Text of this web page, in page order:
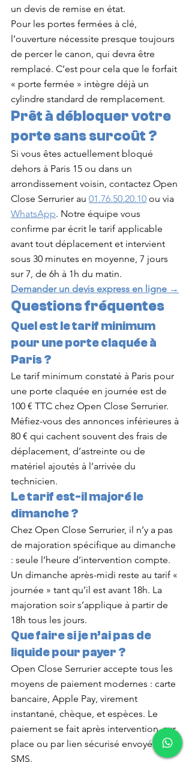
un devis de remise en état.
Pour les portes fermées à clé,
l’ouverture nécessite presque toujours
de percer le canon, qui devra être
remplacé. C’est pour cela que le forfait
« porte fermée » intègre déjà un
cylindre standard de remplacement.
Prêt à débloquer votre
porte sans surcoût ?
Si vous êtes actuellement bloqué
dehors à Paris 15 ou dans un
arrondissement voisin, contactez Open
Close Serrurier au 01.76.50.20.10 ou via
WhatsApp. Notre équipe vous
confirme par écrit le tarif applicable
avant tout déplacement et intervient
sous 30 minutes en moyenne, 7 jours
sur 7, de 6h à 1h du matin.
Demander un devis express en ligne →
Questions fréquentes
Quel est le tarif minimum
pour une porte claquée à
Paris ?
Le tarif minimum constaté à Paris pour
une porte claquée en journée est de
100 € TTC chez Open Close Serrurier.
Méfiez-vous des annonces inférieures à
80 € qui cachent souvent des frais de
déplacement, d’astreinte ou de
matériel ajoutés à l’arrivée du
technicien.
Le tarif est-il majoré le
dimanche ?
Chez Open Close Serrurier, il n’y a pas
de majoration spécifique au dimanche
: seule l’heure d’intervention compte.
Un dimanche après-midi reste au tarif «
journée » tant qu’il est avant 18h. La
majoration soir s’applique à partir de
18h tous les jours.
Que faire si je n’ai pas de
liquide pour payer ?
Open Close Serrurier accepte tous les
moyens de paiement modernes : carte
bancaire, Apple Pay, virement
instantané, chèque, et espèces. Le
paiement se fait après intervention, sur
place ou par lien sécurisé envoyé par
SMS.